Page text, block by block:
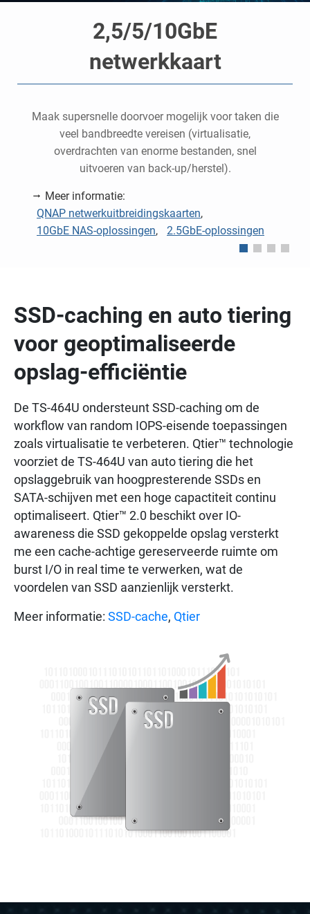
2,5/5/10GbE
netwerkkaart
Maak supersnelle doorvoer mogelijk voor taken die
veel bandbreedte vereisen (virtualisatie,
overdrachten van enorme bestanden, snel
uitvoeren van back-up/herstel).
Meer informatie:
QNAP netwerkuitbreidingskaarten,
10GbE NAS-oplossingen, 2.5GbE-oplossingen
SSD-caching en auto tiering
voor geoptimaliseerde
opslag-efficiëntie
De TS-464U ondersteunt SSD-caching om de
workflow van random IOPS-eisende toepassingen
zoals virtualisatie te verbeteren. Qtier™ technologie
voorziet de TS-464U van auto tiering die het
opslaggebruik van hoogpresterende SSDs en
SATA-schijven met een hoge capactiteit continu
optimaliseert. Qtier™ 2.0 beschikt over IO-
awareness die SSD gekoppelde opslag versterkt
me een cache-achtige gereserveerde ruimte om
burst I/O in real time te verwerken, wat de
voordelen van SSD aanzienlijk versterkt.
Meer informatie: SSD-cache, Qtier